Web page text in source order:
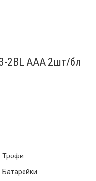
2BL ААА 2шт/бл
Трофи
Батарейки